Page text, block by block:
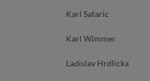
Karl Safaric
Karl Wimmer
Ladislav Hrdlicka